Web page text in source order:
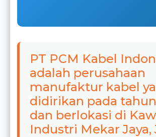
PT PCM Kabel
adalah perusahaan
manufaktur kabel
didirikan pada
dan berlokasi di
Industri Mekar Jaya,